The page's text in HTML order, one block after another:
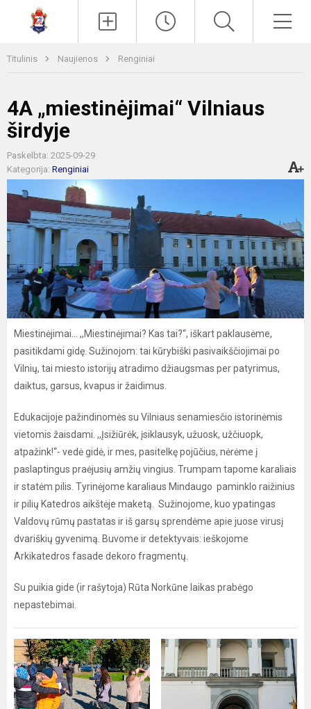
Titulinis Naujienos Renginiai
4A „miestinėjimai“ Vilniaus
širdyje
Paskelbta: 2025-09-29
Kategorija: Renginiai
Miestinėjimai... ,,Miestinėjimai? Kas tai?“, iškart paklausėme,
pasitikdami gidę. Sužinojom: tai kūrybiški pasivaikščiojimai po
Vilnių, tai miesto istorijų atradimo džiaugsmas per patyrimus,
daiktus, garsus, kvapus ir žaidimus.
Edukacijoje pažindinomės su Vilniaus senamiesčio istorinėmis
vietomis žaisdami. ,,Įsižiūrėk, įsiklausyk, užuosk, užčiuopk,
atpažink!‘‘- vedė gidė, ir mes, pasitelkę pojūčius, nėrėme į
paslaptingus praėjusių amžių vingius. Trumpam tapome karaliais
ir statėm pilis. Tyrinėjome karaliaus Mindaugo paminklo raižinius
ir pilių Katedros aikštėje maketą. Sužinojome, kuo ypatingas
Valdovų rūmų pastatas ir iš garsų sprendėme apie juose virusį
dvariškių gyvenimą. Buvome ir detektyvais: ieškojome
Arkikatedros fasade dekoro fragmentų.
Su puikia gide (ir rašytoja) Rūta Norkūne laikas prabėgo
nepastebimai.